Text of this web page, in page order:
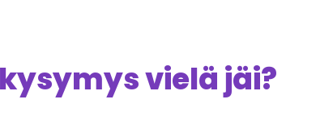
vielä jäi?